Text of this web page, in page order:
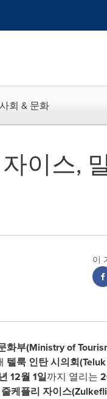
사회 & 문화
이스,
이
화부(Ministry of
텔룩 인탄 시의회
12월 1일까지 열리는
줄케플리 자이스